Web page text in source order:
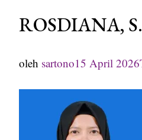
ROSDIANA,
oleh sartono15 April 2026